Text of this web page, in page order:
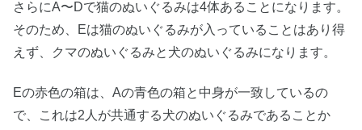
さらにA〜Dで猫のぬいぐるみは4体あることになります。
そのため、Eは猫のぬいぐるみが入っていることはあり得
えず、クマのぬいぐるみと犬のぬいぐるみになります。
Eの赤色の箱は、Aの青色の箱と中身が一致しているの
で、これは2人が共通する犬のぬいぐるみであることか